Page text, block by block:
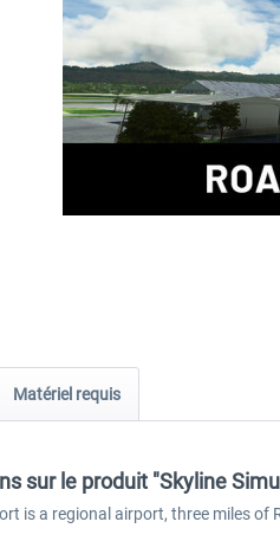
Matériel requis
sur le produit "Skyline
is a regional airport, three miles